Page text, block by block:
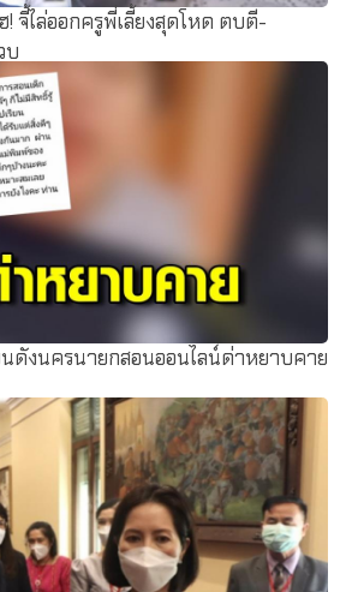
จี้ไล่ออกครูพี่เลี้ยงสุดโหด ตบตี-
บ
นดังนครนายกสอนออนไลน์ด่าหยาบคาย